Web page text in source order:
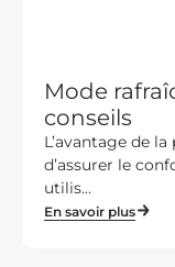
Mode
conseils
L’avantage de
d’assurer le
utilis...
En savoir plus